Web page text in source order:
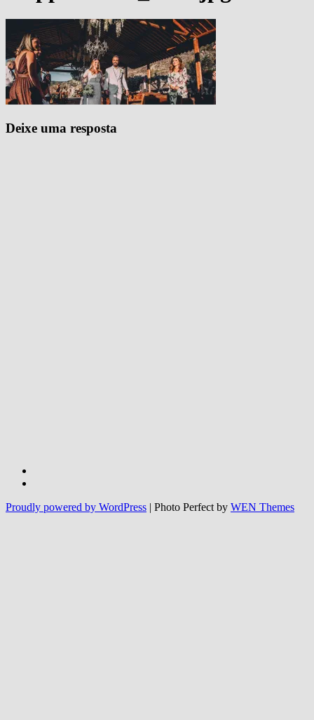
Deixe uma resposta
Proudly powered by WordPress | Photo Perfect by WEN Themes